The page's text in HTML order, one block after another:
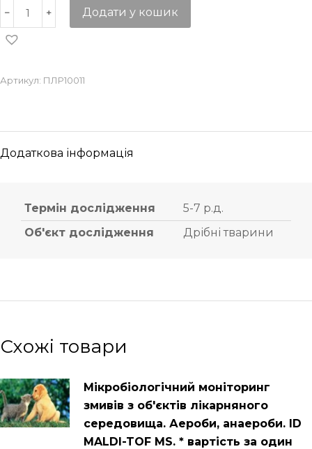
Додати у кошик
Артикул: ПЛР10011
Додаткова інформація
Термін дослідження
5-7 р.д.
Об'єкт дослідження
Дрібні тварини
Схожі товари
Мікробіологічний моніторинг
змивів з об'єктів лікарняного
середовища. Аероби, анаероби. ID
MALDI-TOF MS. * вартість за один